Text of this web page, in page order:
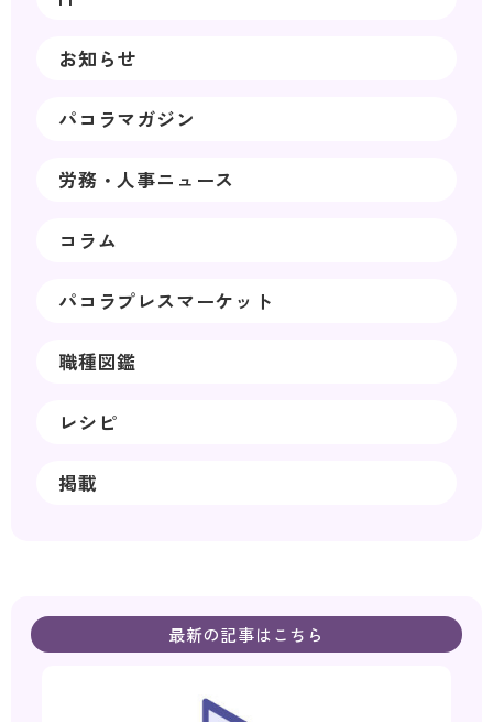
お知らせ
パコラマガジン
労務・人事ニュース
コラム
パコラプレスマーケット
職種図鑑
レシピ
掲載
最新の記事はこちら